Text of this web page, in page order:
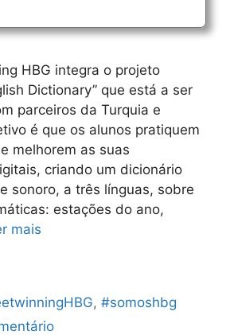
HBG integra o projeto
Dictionary” que está a ser
parceiros da Turquia e
é que os alunos pratiquem
melhorem as suas
criando um dicionário
sonoro, a três línguas, sobre
estações do ano,
mais
,#somoshbg